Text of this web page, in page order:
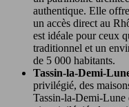
authentique. Elle
un accès direct au
est idéale pour ceux
traditionnel et un
de 5 000 habitants.
Tassin-la-Demi-
privilégié, des
Tassin-la-Demi-Lune